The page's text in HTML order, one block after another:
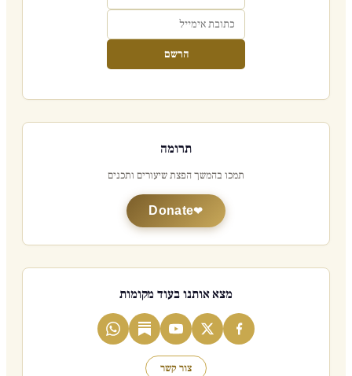
הרשם
תרומה
תמכו בהמשך הפצת שיעורים ותכנים
Donate
מצא אותנו בעוד מקומות
צור קשר